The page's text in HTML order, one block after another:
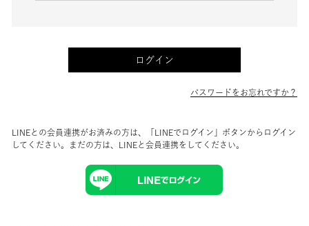
須)
ログイン
パスワードをお忘れですか？
LINEとの会員連携がお済みの方は、「LINEでログイン」ボタンからログイン
してください。まだの方は、 LINEと会員連携をしてください。